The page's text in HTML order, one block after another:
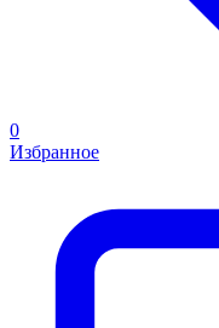
0
Избранное